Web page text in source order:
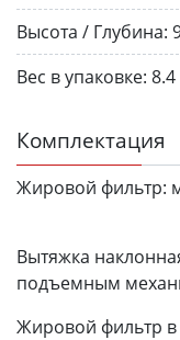
Высота / Глубина:
Вес в упаковке: 8.4
Комплектация
Жировой фильтр:
Вытяжка
подъемным
Жировой фильтр в